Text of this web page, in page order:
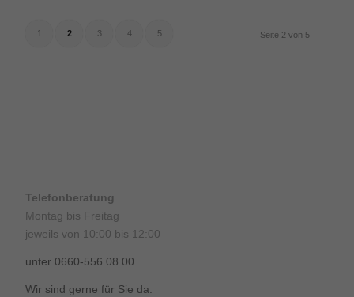
Seite 2 von 5
1 2 3 4 5
Telefonberatung
Montag bis Freitag
jeweils von 10:00 bis 12:00
unter 0660-556 08 00
Wir sind gerne für Sie da.